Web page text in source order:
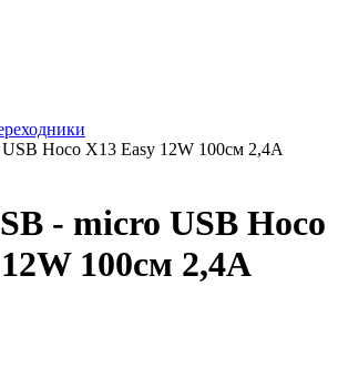
Hoco X13 Easy 12W 100см 2,4A
- micro USB Hoco
100см 2,4A